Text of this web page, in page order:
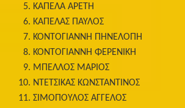
ΚΑΠΕΛΑ ΑΡΕΤΗ
ΚΑΠΕΛΑΣ ΠΑΥΛΟΣ
ΚΟΝΤΟΓΙΑΝΝΗ ΠΗΝΕΛΟΠΗ
ΚΟΝΤΟΓΙΑΝΝΗ ΦΕΡΕΝΙΚΗ
ΜΠΕΛΛΟΣ ΜΑΡΙΟΣ
ΝΤΕΤΣΙΚΑΣ ΚΩΝΣΤΑΝΤΙΝΟΣ
ΣΙΜΟΠΟΥΛΟΣ ΑΓΓΕΛΟΣ